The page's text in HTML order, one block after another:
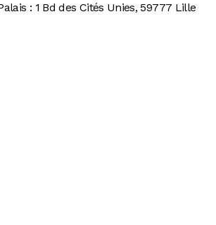
: 1 Bd des Cités Unies, 59777 Lille